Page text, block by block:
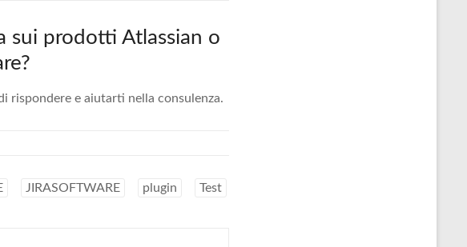
sui prodotti Atlassian o
rispondere e aiutarti nella consulenza.
JIRASOFTWARE plugin Test